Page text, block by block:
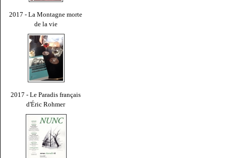
2017 - La Montagne morte
de la vie
2017 - Le Paradis français
d'Éric Rohmer